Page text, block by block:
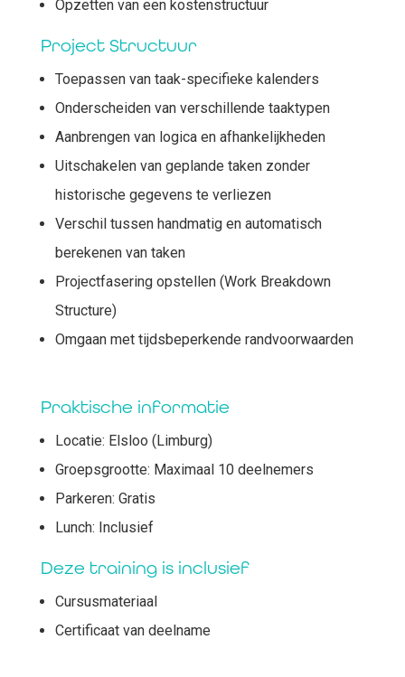
Opzetten van een kostenstructuur
Project Structuur
Toepassen van taak-specifieke kalenders
Onderscheiden van verschillende taaktypen
Aanbrengen van logica en afhankelijkheden
Uitschakelen van geplande taken zonder
historische gegevens te verliezen
Verschil tussen handmatig en automatisch
berekenen van taken
Projectfasering opstellen (Work Breakdown
Structure)
Omgaan met tijdsbeperkende randvoorwaarden
Praktische informatie
Locatie: Elsloo (Limburg)
Groepsgrootte: Maximaal 10 deelnemers
Parkeren: Gratis
Lunch: Inclusief
Deze training is inclusief
Cursusmateriaal
Certificaat van deelname